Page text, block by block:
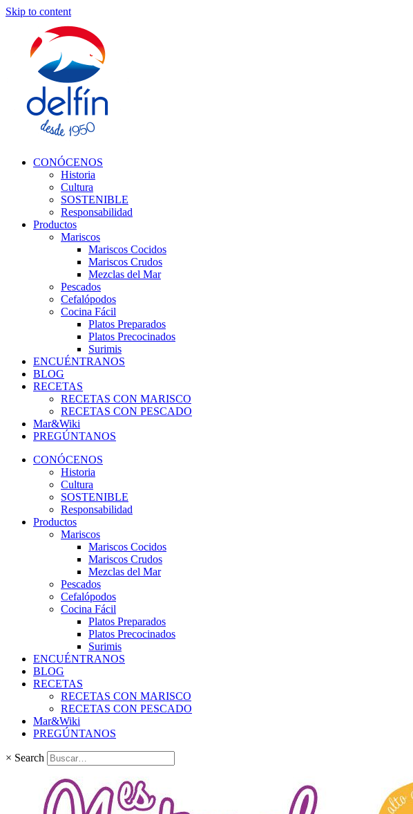
Skip to content
CONÓCENOS
Historia
Cultura
SOSTENIBLE
Responsabilidad
Productos
Mariscos
Mariscos Cocidos
Mariscos Crudos
Mezclas del Mar
Pescados
Cefalópodos
Cocina Fácil
Platos Preparados
Platos Precocinados
Surimis
ENCUÉNTRANOS
BLOG
RECETAS
RECETAS CON MARISCO
RECETAS CON PESCADO
Mar&Wiki
PREGÚNTANOS
CONÓCENOS
Historia
Cultura
SOSTENIBLE
Responsabilidad
Productos
Mariscos
Mariscos Cocidos
Mariscos Crudos
Mezclas del Mar
Pescados
Cefalópodos
Cocina Fácil
Platos Preparados
Platos Precocinados
Surimis
ENCUÉNTRANOS
BLOG
RECETAS
RECETAS CON MARISCO
RECETAS CON PESCADO
Mar&Wiki
PREGÚNTANOS
× Search